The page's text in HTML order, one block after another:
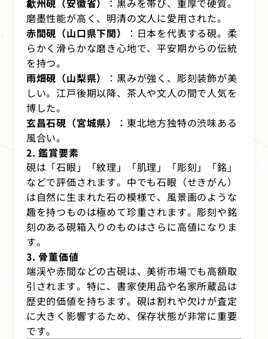
歙州硯（安徽省）
：黒みを帯び、重厚で硬質。
磨墨性能が高く、明清の文人に愛用された。
赤間硯（山口県下関）
：日本を代表する硯。柔
らかく滑らかな磨き心地で、平安期からの伝統
を持つ。
雨畑硯（山梨県）
：黒みが強く、彫刻装飾が美
しい。江戸後期以降、茶人や文人の間で人気を
博した。
玄昌石硯（宮城県）
：東北地方独特の渋味ある
風合い。
2. 鑑賞要素
硯は「石眼」「紋理」「肌理」「彫刻」「銘」
などで評価されます。中でも石眼（せきがん）
は自然に生まれた石の模様で、風景画のような
趣を持つものは極めて珍重されます。彫刻や銘
刻のある硯箱入りのものはさらに高値になりま
す。
3. 骨董価値
端渓や赤間などの古硯は、美術市場でも高額取
引されます。特に、書家使用品や名家所蔵品は
歴史的価値を持ちます。硯は割れや欠けが査定
に大きく影響するため、保存状態が非常に重要
です。